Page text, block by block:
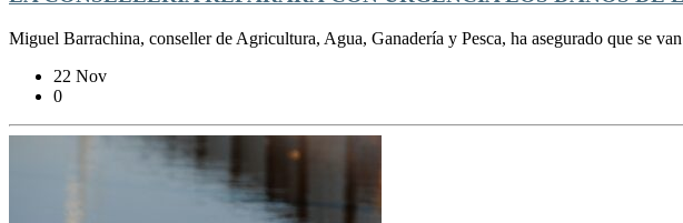
Miguel Barrachina, conseller de Agricultura, Agua, Ganadería y Pesca, ha asegurado que se
22 Nov
0